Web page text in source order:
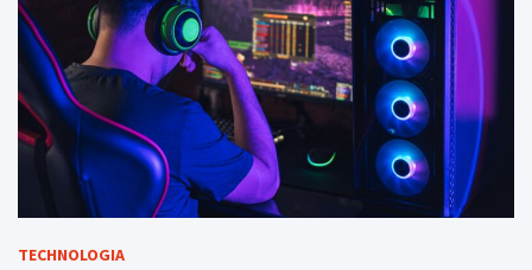
TECHNOLOGIA